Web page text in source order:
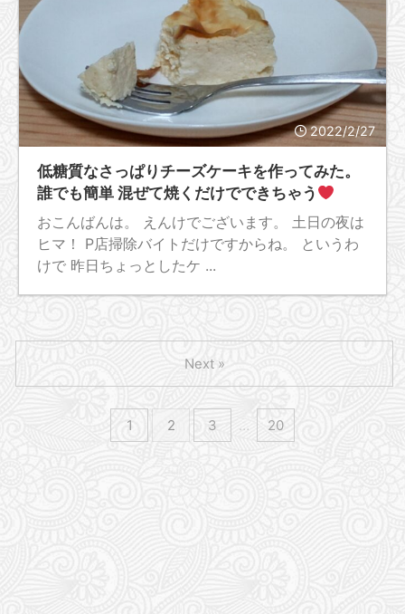
2022/2/27
低糖質なさっぱりチーズケーキを作ってみた。
誰でも簡単 混ぜて焼くだけでできちゃう
おこんばんは。 えんけでございます。 土日の夜は
ヒマ！ P店掃除バイトだけですからね。 というわ
けで 昨日ちょっとしたケ ...
1 2 3 … 20
Next »